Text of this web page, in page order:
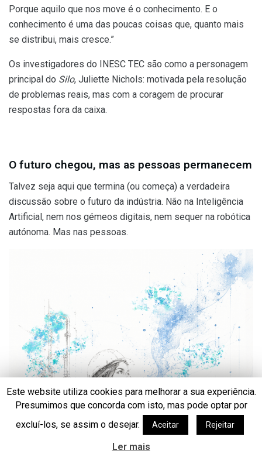
Porque aquilo que nos move é o conhecimento. E o
conhecimento é uma das poucas coisas que, quanto mais
se distribui, mais cresce.”
Os investigadores do INESC TEC são como a personagem
principal do Silo, Juliette Nichols: motivada pela resolução
de problemas reais, mas com a coragem de procurar
respostas fora da caixa.
O futuro chegou, mas as pessoas permanecem
Talvez seja aqui que termina (ou começa) a verdadeira
discussão sobre o futuro da indústria. Não na Inteligência
Artificial, nem nos gémeos digitais, nem sequer na robótica
autónoma. Mas nas pessoas.
Este website utiliza cookies para melhorar a sua experiência.
Presumimos que concorda com isto, mas pode optar por
excluí-los, se assim o desejar.
Aceitar Rejeitar
Ler mais